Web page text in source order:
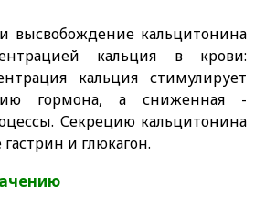
высвобождение кальцитонина
кальция в крови:
кальция стимулирует
гормона, а сниженная -
Секрецию кальцитонина
и глюкагон.